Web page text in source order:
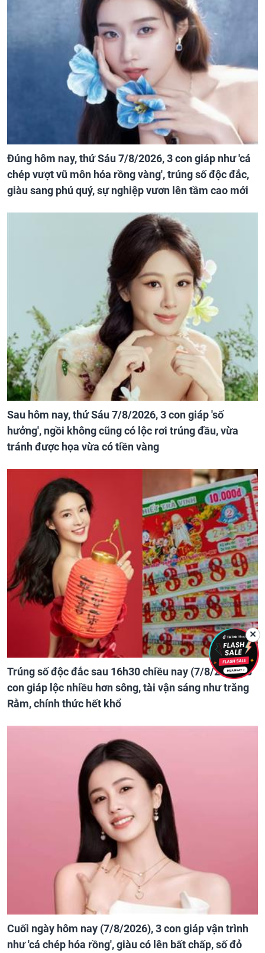
Đúng hôm nay, thứ Sáu 7/8/2026, 3 con giáp như 'cá
chép vượt vũ môn hóa rồng vàng', trúng số độc đắc,
giàu sang phú quý, sự nghiệp vươn lên tầm cao mới
Sau hôm nay, thứ Sáu 7/8/2026, 3 con giáp 'số
hưởng', ngồi không cũng có lộc rơi trúng đầu, vừa
tránh được họa vừa có tiền vàng
Trúng số độc đắc sau 16h30 chiều nay (7/8/2026), 3
con giáp lộc nhiều hơn sông, tài vận sáng như trăng
Rằm, chính thức hết khổ
Cuối ngày hôm nay (7/8/2026), 3 con giáp vận trình
như 'cá chép hóa rồng', giàu có lên bất chấp, số đỏ
✕